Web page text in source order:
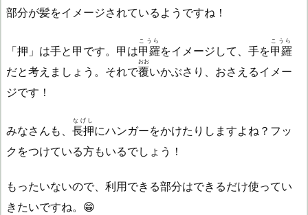
部分が髪をイメージされているようですね！
「押」は手と甲です。甲は甲羅
こうら
をイメージして、手を甲羅
こうら
だと考えましょう。それで覆
おお
いかぶさり、おさえるイメー
ジです！
みなさんも、 長押
なげし
にハンガーをかけたりしますよね？フッ
クをつけている方もいるでしょう！
もったいないので、利用できる部分はできるだけ使ってい
きたいですね。😁